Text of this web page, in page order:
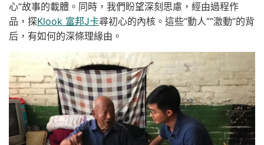
心”故事的載體。同時，我們盼望深刻思慮，經由過程作
品，探Klook 富邦J卡尋初心的內核。這些“動人”“激動”的背
后，有如何的深條理緣由。